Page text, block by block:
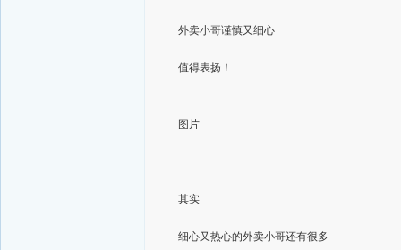
外卖小哥谨慎又细心
值得表扬！
图片
其实
细心又热心的外卖小哥还有很多